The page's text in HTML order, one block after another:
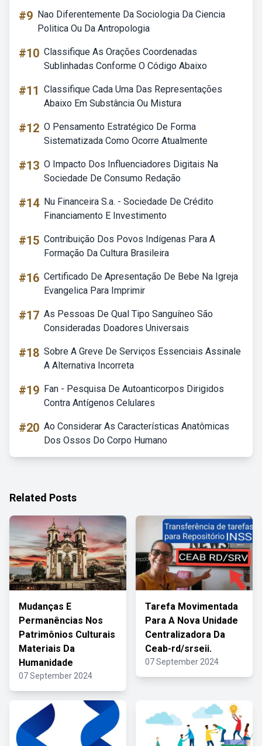
#9 Nao Diferentemente Da Sociologia Da Ciencia
Politica Ou Da Antropologia
#10 Classifique As Orações Coordenadas
Sublinhadas Conforme O Código Abaixo
#11 Classifique Cada Uma Das Representações
Abaixo Em Substância Ou Mistura
#12 O Pensamento Estratégico De Forma
Sistematizada Como Ocorre Atualmente
#13 O Impacto Dos Influenciadores Digitais Na
Sociedade De Consumo Redação
#14 Nu Financeira S.a. - Sociedade De Crédito
Financiamento E Investimento
#15 Contribuição Dos Povos Indígenas Para A
Formação Da Cultura Brasileira
#16 Certificado De Apresentação De Bebe Na Igreja
Evangelica Para Imprimir
#17 As Pessoas De Qual Tipo Sanguíneo São
Consideradas Doadores Universais
#18 Sobre A Greve De Serviços Essenciais Assinale
A Alternativa Incorreta
#19 Fan - Pesquisa De Autoanticorpos Dirigidos
Contra Antígenos Celulares
#20 Ao Considerar As Características Anatômicas
Dos Ossos Do Corpo Humano
Related Posts
Mudanças E
Permanências Nos
Patrimônios Culturais
Materiais Da
Humanidade
07 September 2024
Tarefa Movimentada
Para A Nova Unidade
Centralizadora Da
Ceab-rd/srseii.
07 September 2024